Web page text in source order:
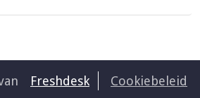
Freshdesk Cookiebeleid